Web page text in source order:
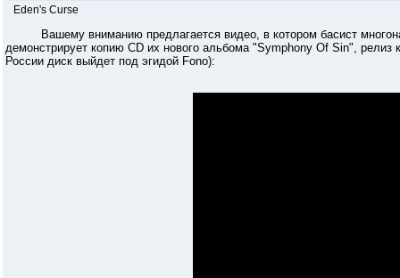
Eden's Curse
Вашему вниманию предлагается видео, в котором басист
демонстрирует копию CD их нового альбома "Symphony Of Sin", релиз
России диск выйдет под эгидой Fono):